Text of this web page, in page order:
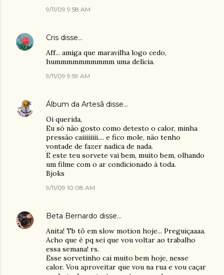
9/11/09 9:58 AM
Cris disse…
Aff... amiga que maravilha logo cedo,
hummmmmmmmmm uma delícia.
9/11/09 9:59 AM
Álbum da Artesã disse…
Oi querida,
Eu só não gosto como detesto o calor, minha
pressão caiiiiiiii.... e fico mole, não tenho
vontade de fazer nadica de nada.
E este teu sorvete vai bem, muito bem, olhando
um filme com o ar condicionado à toda.
Bjoks
9/11/09 10:08 AM
Beta Bernardo disse…
Anita! Tb tô em slow motion hoje... Preguiçaaaa.
Acho que é pq sei que vou voltar ao trabalho
essa semana! rs.
Esse sorvetinho cai muito bem hoje, nesse
calor. Vou aproveitar que vou na rua e vou caçar